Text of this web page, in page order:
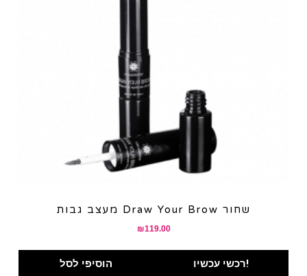
מעצב גבות Draw Your Brow שחור
₪119.00
הוסיפי לסל רכשי עכשיו!